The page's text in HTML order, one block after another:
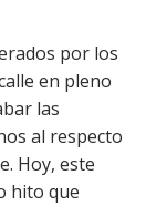
por los
en pleno
las
al respecto
Hoy, este
hito que